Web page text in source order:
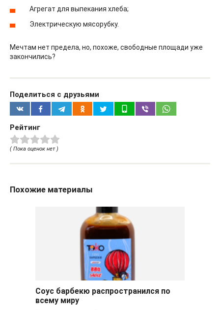
Агрегат для выпекания хлеба;
Электрическую мясорубку.
Мечтам нет предела, но, похоже, свободные площади уже
закончились?
Поделиться с друзьями
Рейтинг
( Пока оценок нет )
Похожие материалы
Соус барбекю распространился по
всему миру